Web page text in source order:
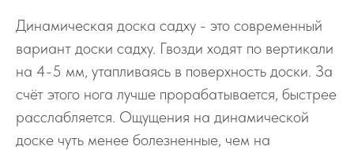
Динамическая доска садху - это современный
вариант доски садху. Гвозди ходят по вертикали
на 4-5 мм, утапливаясь в поверхность доски. За
счёт этого нога лучше прорабатывается, быстрее
расслабляется. Ощущения на динамической
доске чуть менее болезненные, чем на